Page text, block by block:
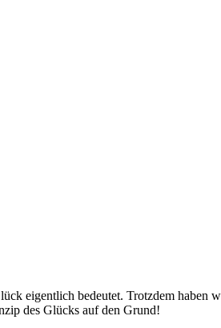
eigentlich bedeutet. Trotzdem haben
des Glücks auf den Grund!